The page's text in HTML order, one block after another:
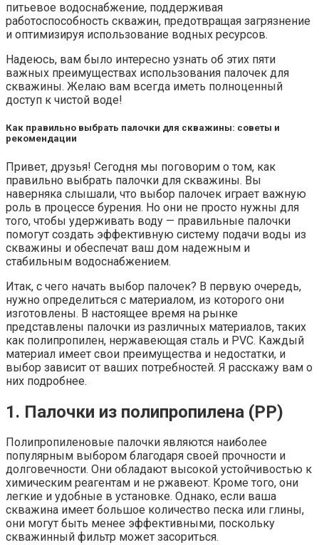
питьевое водоснабжение, поддерживая
работоспособность скважин, предотвращая загрязнение
и оптимизируя использование водных ресурсов.
Надеюсь, вам было интересно узнать об этих пяти
важных преимуществах использования палочек для
скважины. Желаю вам всегда иметь полноценный
доступ к чистой воде!
Как правильно выбрать палочки для скважины: советы и
рекомендации
Привет, друзья! Сегодня мы поговорим о том, как
правильно выбрать палочки для скважины. Вы
наверняка слышали, что выбор палочек играет важную
роль в процессе бурения. Но они не просто нужны для
того, чтобы удерживать воду — правильные палочки
помогут создать эффективную систему подачи воды из
скважины и обеспечат ваш дом надежным и
стабильным водоснабжением.
Итак, с чего начать выбор палочек? В первую очередь,
нужно определиться с материалом, из которого они
изготовлены. В настоящее время на рынке
представлены палочки из различных материалов, таких
как полипропилен, нержавеющая сталь и PVC. Каждый
материал имеет свои преимущества и недостатки, и
выбор зависит от ваших потребностей. Я расскажу вам о
них подробнее.
1. Палочки из полипропилена (PP)
Полипропиленовые палочки являются наиболее
популярным выбором благодаря своей прочности и
долговечности. Они обладают высокой устойчивостью к
химическим реагентам и не ржавеют. Кроме того, они
легкие и удобные в установке. Однако, если ваша
скважина имеет большое количество песка или глины,
они могут быть менее эффективными, поскольку
скважинный фильтр может засориться.